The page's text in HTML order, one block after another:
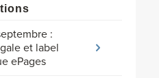
:
et label
ePages